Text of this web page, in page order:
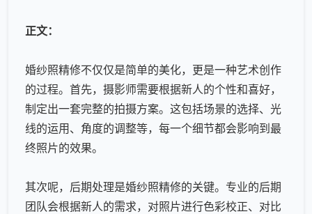
正文：
婚纱照精修不仅仅是简单的美化，更是一种艺术创作
的过程。首先，摄影师需要根据新人的个性和喜好，
制定出一套完整的拍摄方案。这包括场景的选择、光
线的运用、角度的调整等，每一个细节都会影响到最
终照片的效果。
其次呢，后期处理是婚纱照精修的关键。专业的后期
团队会根据新人的需求，对照片进行色彩校正、对比